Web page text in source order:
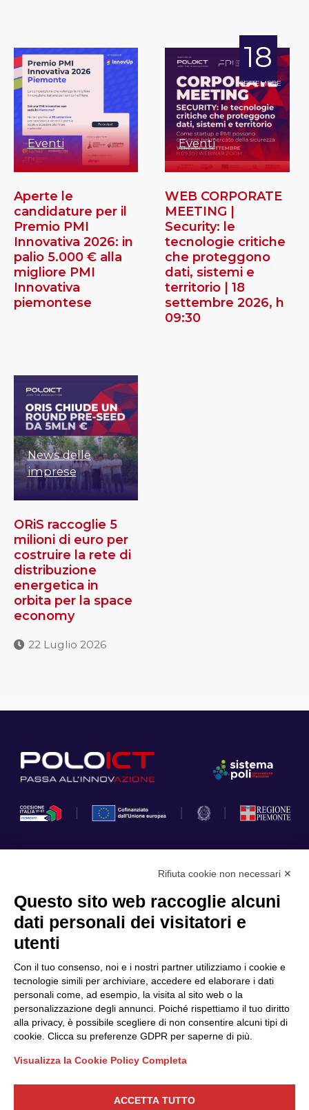
Eventi
Aperte le
candidature per il
Premio PMI
Innovativa 2026: in
palio 5.000 € alla
migliore PMI
Innovativa
piemontese
18
SETTEMBRE
Eventi
WEB CORPORATE
MEETING |
Security: le
tecnologie critiche
che proteggono
dati, sistemi e
territorio | 18
settembre 2026, h
09:30
News delle
imprese
ORiS raccoglie 5
milioni di euro per
costruire la rete di
distribuzione
energetica in
orbita per la space
economy
22 Luglio 2026
Cookie Policy
Scopri il Polo
Partner
Finanziamenti e bandi
Internazionalizzazione
News & Eventi
Privacy
Seguici
Rifiuta cookie non necessari ✕
Questo sito web raccoglie alcuni
dati personali dei visitatori e
utenti
Con il tuo consenso, noi e i nostri partner utilizziamo i cookie e
tecnologie simili per archiviare, accedere ed elaborare i dati
personali come, ad esempio, la visita al sito web o la
personalizzazione degli annunci. Poiché rispettiamo il tuo diritto
alla privacy, è possibile scegliere di non consentire alcuni tipi di
cookie. Clicca su preferenze GDPR per saperne di più.
Visualizza la Cookie Policy Completa
ACCETTA TUTTO